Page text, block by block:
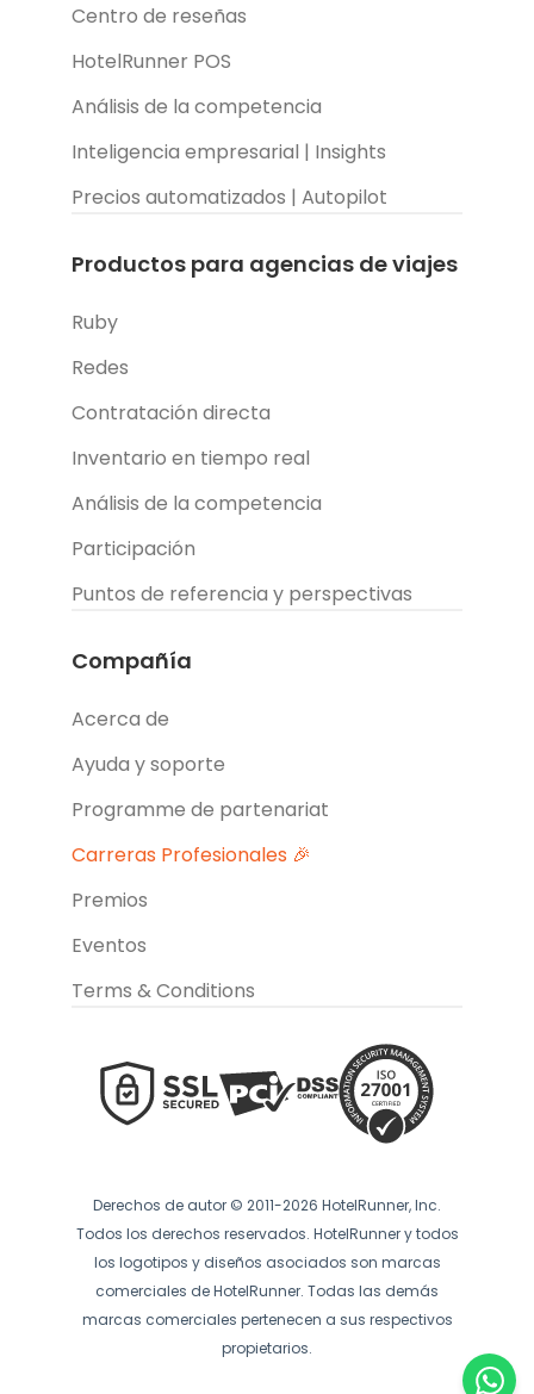
Centro de reseñas
HotelRunner POS
Análisis de la competencia
Inteligencia empresarial | Insights
Precios automatizados | Autopilot
Productos para agencias de viajes
Ruby
Redes
Contratación directa
Inventario en tiempo real
Análisis de la competencia
Participación
Puntos de referencia y perspectivas
Compañía
Acerca de
Ayuda y soporte
Programme de partenariat
Carreras Profesionales 🎉
Premios
Eventos
Terms & Conditions
Derechos de autor © 2011-2026 HotelRunner, Inc.
Todos los derechos reservados. HotelRunner y todos
los logotipos y diseños asociados son marcas
comerciales de HotelRunner. Todas las demás
marcas comerciales pertenecen a sus respectivos
propietarios.